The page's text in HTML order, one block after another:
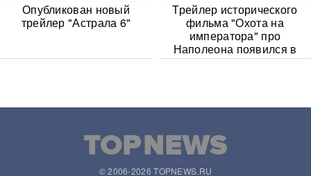
Опубликован новый
трейлер "Астрала 6"
Трейлер исторического
фильма "Охота на
императора" про
Наполеона появился в
Сети
© 2006-2026 TOPNEWS.RU